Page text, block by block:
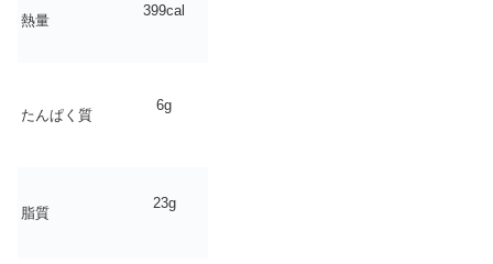
熱量
399cal
たんぱく質
6g
脂質
23g